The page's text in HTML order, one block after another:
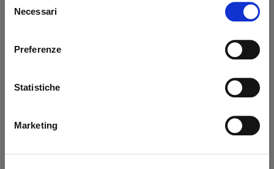
delNecessari
Preferenze
Statistiche
Marketing
Available Available
What they say about us
business profile source